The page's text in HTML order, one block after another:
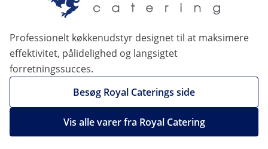
Professionelt køkkenudstyr designet til at maksimere
effektivitet, pålidelighed og langsigtet
forretningssucces.
Besøg Royal Caterings side
Vis alle varer fra Royal Catering